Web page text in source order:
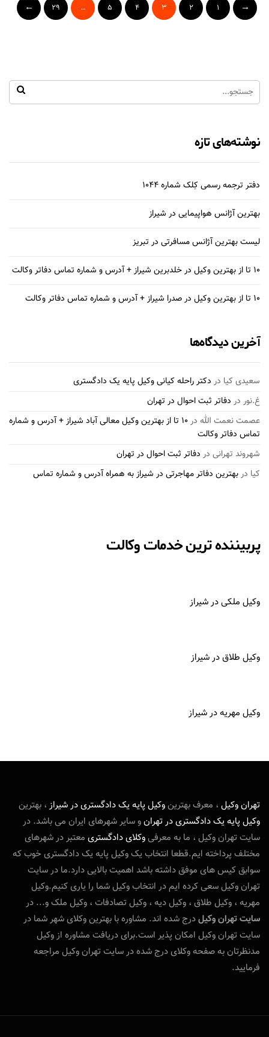
1
2
3
4
5
…
29
نوشته‌های تازه
دفتر ترجمه رسمی کِلک شماره 1044
بهترین آژانس هواپیمایی در شیراز
لیست بهترین آژانس مسافرتی در تبریز
10 تا از بهترین وکیل در خلدبرین شیراز + آدرس و شماره تماس دفاتر وکالت
10 تا از بهترین وکیل در صدرا شیراز + آدرس و شماره تماس دفاتر وکالت
آخرین دیدگاه‌ها
سعیدی کیا در دکتر راحله کیانی وکیل پایه یک دادگستری
غ.نور در دفاتر ثبت احوال در تهران
عصمت نعمت الله در
10 تا از بهترین وکیل معالی آباد شیراز + آدرس و شماره
تماس دفاتر وکالت
شهروند تهرانی در دفاتر ثبت احوال در تهران
کیا دربهترین دفاتر مهاجرتی در شیراز به همراه آدرس و شماره تماس
پربیننده ترین خدمات وکالت
وکیل ملکی در شیراز
وکیل طلاق در شیراز
وکیل مهریه در شیراز
تهران وکیل ، معرف بهترینوکیل پایه یک دادگستری در شیراز ، بهترین
وکیل پایه یک دادگستری در تهرانو سایر شهرهای ایران می باشد. در
سایت تهران وکیل ، ما به معرفیوکلای دادگستری معتبر در شهرهای
مختلف پرداخته ایم.قطعا انتخاب یک وکیل پایه یک دادگستری خوب که
سوابق کیس های موفق داشته باشد اهمیت بالایی دارد.ما در سایت
تهران وکیل سعی کرده ایم در انتخاب وکیل شما را یاری کنیم.وکیل
مهریه ، وکیل طلاق ، وکیل دیه ، وکیل تصادفات ، وکیل ملک و... در
سایت تهران وکیلدرج شده اند. مشاوره با بهترین وکلای شهر شما در
سایت تهران وکیل امکان پذیر است.برای دریافت مشاوره از وکیل
مدنظرتان به صفحه وکلای درج شده در سایت تهران وکیل مراجعه
فرمایید.